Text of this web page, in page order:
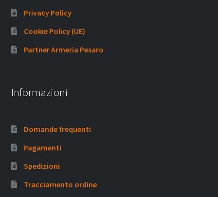
Privacy Policy
Cookie Policy (UE)
Partner Armeria Pesaro
Informazioni
Domande frequenti
Pagamenti
Spedizioni
Tracciamento ordine